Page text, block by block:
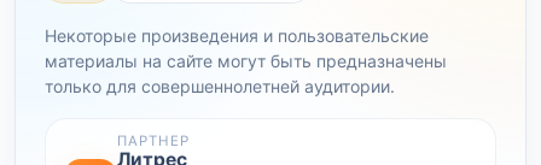
Некоторые произведения и пользовательские
материалы на сайте могут быть предназначены
только для совершеннолетней аудитории.
ПАРТНЕР
Литрес